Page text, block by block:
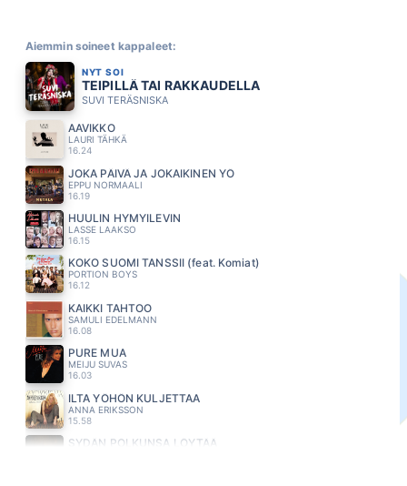
Aiemmin soineet kappaleet:
NYT SOI
TEIPILLÄ TAI RAKKAUDELLA
SUVI TERÄSNISKA
AAVIKKO
LAURI TÄHKÄ
16.24
JOKA PÄIVÄ JA JOKAIKINEN YÖ
EPPU NORMAALI
16.19
HUULIN HYMYILEVIN
LASSE LAAKSO
16.15
KOKO SUOMI TANSSII (feat. Komiat)
PORTION BOYS
16.12
KAIKKI TAHTOO
SAMULI EDELMANN
16.08
PURE MUA
MEIJU SUVAS
16.03
ILTA YÖHÖN KULJETTAA
ANNA ERIKSSON
15.58
SYDÄN POLKUNSA LÖYTÄÄ